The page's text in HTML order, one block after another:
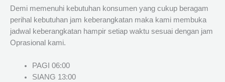
Demi memenuhi kebutuhan konsumen yang cukup beragam
perihal kebutuhan jam keberangkatan maka kami membuka
jadwal keberangkatan hampir setiap waktu sesuai dengan jam
Oprasional kami.
PAGI 06:00
SIANG 13:00